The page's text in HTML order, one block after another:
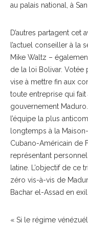
au palais national, à
D’autres partagent cet
l’actuel conseiller à la
Mike Waltz –
de la loi Bolivar. Votée
vise à mettre fin aux
toute entreprise qui
gouvernement
l’équipe la plus
longtemps à la
Cubano-Américain de
représentant
latine. L’objectif de
zéro vis-à-vis de
Bachar el-Assad en
« Si le régime